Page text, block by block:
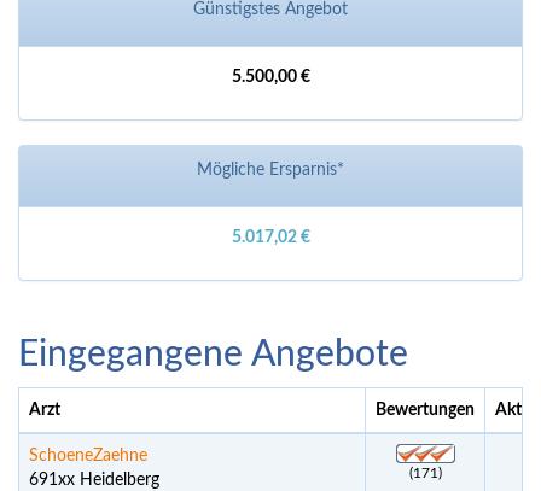
Günstigstes Angebot
5.500,00 €
Mögliche Ersparnis*
5.017,02 €
Eingegangene Angebote
Arzt Bewertungen
SchoeneZaehne
691xx Heidelberg
(171)